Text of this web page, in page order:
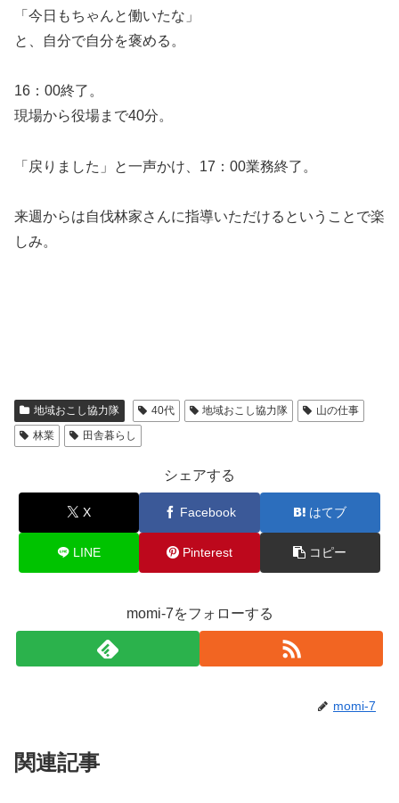
「今日もちゃんと働いたな」
と、自分で自分を褒める。
16：00終了。
現場から役場まで40分。
「戻りました」と一声かけ、17：00業務終了。
来週からは自伐林家さんに指導いただけるということで楽
しみ。
地域おこし協力隊 40代 地域おこし協力隊
山の仕事
林業
田舎暮らし
シェアする
X Facebook はてブ
LINE Pinterest コピー
momi-7をフォローする
momi-7
関連記事